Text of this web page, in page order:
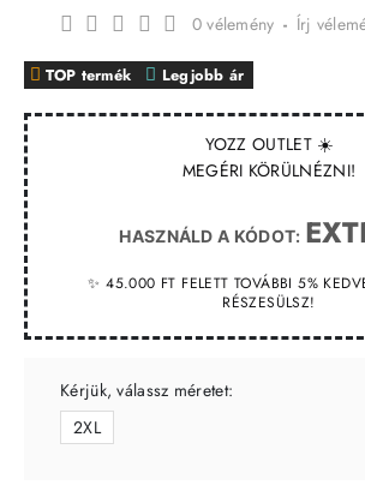
YOZZ OUTLET ☀️
MEGÉRI KÖRÜLNÉZNI!
HASZNÁLD A KÓDOT:
✨ 45.000 FT FELETT TOVÁBBI 5%
RÉSZESÜLSZ!
TOP termék Legjobb ár
0 vélemény - Írj
Kérjük, válassz méretet:
2XL